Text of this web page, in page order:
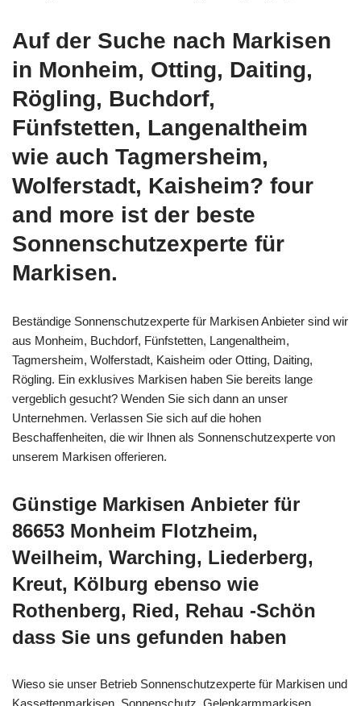
Auf der Suche nach Markisen
in Monheim, Otting, Daiting,
Rögling, Buchdorf,
Fünfstetten, Langenaltheim
wie auch Tagmersheim,
Wolferstadt, Kaisheim? four
and more ist der beste
Sonnenschutzexperte für
Markisen.
Beständige Sonnenschutzexperte für Markisen Anbieter sind wir
aus Monheim, Buchdorf, Fünfstetten, Langenaltheim,
Tagmersheim, Wolferstadt, Kaisheim oder Otting, Daiting,
Rögling. Ein exklusives Markisen haben Sie bereits lange
vergeblich gesucht? Wenden Sie sich dann an unser
Unternehmen. Verlassen Sie sich auf die hohen
Beschaffenheiten, die wir Ihnen als Sonnenschutzexperte von
unserem Markisen offerieren.
Günstige Markisen Anbieter für
86653 Monheim Flotzheim,
Weilheim, Warching, Liederberg,
Kreut, Kölburg ebenso wie
Rothenberg, Ried, Rehau -Schön
dass Sie uns gefunden haben
Wieso sie unser Betrieb Sonnenschutzexperte für Markisen und
Kassettenmarkisen, Sonnenschutz, Gelenkarmmarkisen,